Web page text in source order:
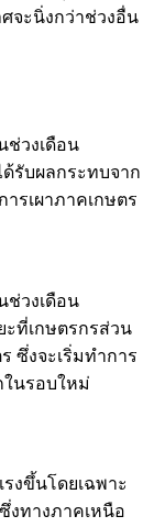
ศจะนิ่งกว่าช่วงอื่น
วงเดือน
ด้รับผลกระทบจาก
รเผาภาคเกษตร
วงเดือน
ะที่เกษตรกรส่วน
ซึ่งจะเริ่มทำการ
ในรอบใหม่
งขึ้นโดยเฉพาะ
งทางภาคเหนือ